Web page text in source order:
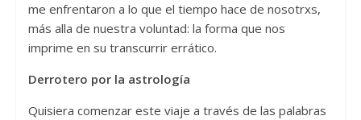
me enfrentaron a lo que el tiempo hace de nosotrxs,
más alla de nuestra voluntad: la forma que nos
imprime en su transcurrir errático.
Derrotero por la astrología
Quisiera comenzar este viaje a través de las palabras